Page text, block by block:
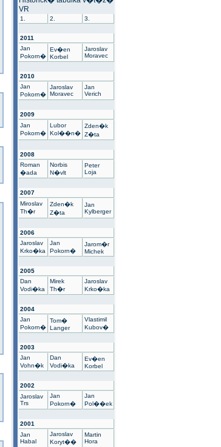
VR
1. 2. 3.
2011
Jan
Pokorn�
Ev�en
Korbel
Jaroslav
Moravec
2010
Jan
Pokorn�
Jaroslav
Moravec
Jan
Verich
2009
Jan
Pokorn�
Lubor
Kol��n�
Zden�k
Z�ta
2008
Roman
�ada
Norbis
N�vlt
Peter
Loja
2007
Miroslav
Th�r
Zden�k
Z�ta
Jan
Kylberger
2006
Jaroslav
Krko�ka
Jan
Pokorn�
Jarom�r
Michek
2005
Dan
Vodi�ka
Mirek
Th�r
Jaroslav
Krko�ka
2004
Jan
Pokorn�
Tom�
Langer
Vlastimil
Kubov�
2003
Jan
Vohn�k
Dan
Vodi�ka
Ev�en
Korbel
2002
Jaroslav
Trs
Jan
Pokorn�
Jan
Pol��ek
2001
Jan
Habal
Jaroslav
Koryt��
Martin
Hora